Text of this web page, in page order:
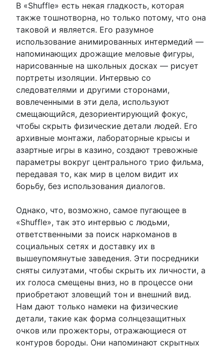
В «Shuffle» есть некая гладкость, которая
также тошнотворна, но только потому, что она
таковой и является. Его разумное
использование анимированных интермедий —
напоминающих дрожащие меловые фигуры,
нарисованные на школьных досках — рисует
портреты изоляции. Интервью со
следователями и другими сторонами,
вовлеченными в эти дела, используют
смещающийся, дезориентирующий фокус,
чтобы скрыть физические детали людей. Его
архивные монтажи, лабораторные крысы и
азартные игры в казино, создают тревожные
параметры вокруг центрального трио фильма,
передавая то, как мир в целом видит их
борьбу, без использования диалогов.
Однако, что, возможно, самое пугающее в
«Shuffle», так это интервью с людьми,
ответственными за поиск наркоманов в
социальных сетях и доставку их в
вышеупомянутые заведения. Эти посредники
сняты силуэтами, чтобы скрыть их личности, а
их голоса смещены вниз, но в процессе они
приобретают зловещий тон и внешний вид.
Нам дают только намеки на физические
детали, такие как форма солнцезащитных
очков или прожекторы, отражающиеся от
контуров бороды. Они напоминают скрытных